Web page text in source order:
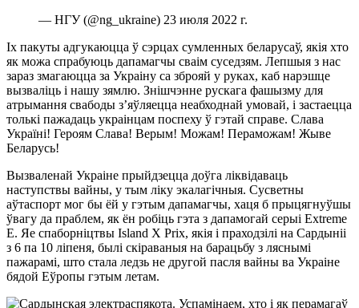
— НГУ (@ng_ukraine) 23 июля 2022 г.
Іх пакуты адгукаюцца ў сэрцах сумленных беларусаў, якія хто
як можа спрабуюць дапамагчы сваім суседзям. Лепшыя з нас
зараз змагаюцца за Украіну са зброяй у руках, каб нарэшце
вызваліць і нашу зямлю. Знішчэнне рускага фашызму для
атрымання свабоды з’яўляецца неабходнай умовай, і застаецца
толькі пажадаць украінцам поспеху ў гэтай справе. Слава
Україні! Героям Слава! Верым! Можам! Пераможам! Жыве
Беларусь!
Вызваленай Украіне прыйдзецца доўга ліквідаваць
наступствы вайны, у тым ліку экалагічныя. Сусветны
аўтаспорт мог бы ёй у гэтым дапамагчы, хаця б прыцягнуўшы
ўвагу да праблем, як ён робіць гэта з дапамогай серыі Extreme
E. Яе спаборніцтвы Island X Prix, якія і праходзілі на Сардыніі
з 6 па 10 ліпеня, былі скіраваныя на барацьбу з ляснымі
пажарамі, што стала ледзь не другой пасля вайны ва Украіне
бядой Еўропы гэтым летам.